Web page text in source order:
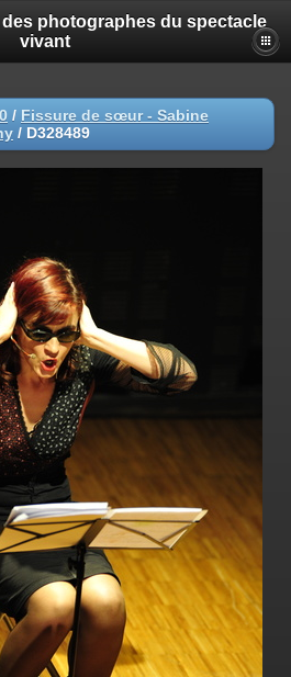
des photographes du spectacle
vivant
/ Fissure de sœur - Sabine
/ D328489